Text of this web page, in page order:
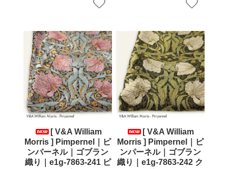
[ V&A William
Morris ] Pimpernel｜ピ
ンパーネル｜ゴブラン
織り｜e1g-7863-241 ピ
[ V&A William
Morris ] Pimpernel｜ピ
ンパーネル｜ゴブラン
織り｜e1g-7863-242 ク